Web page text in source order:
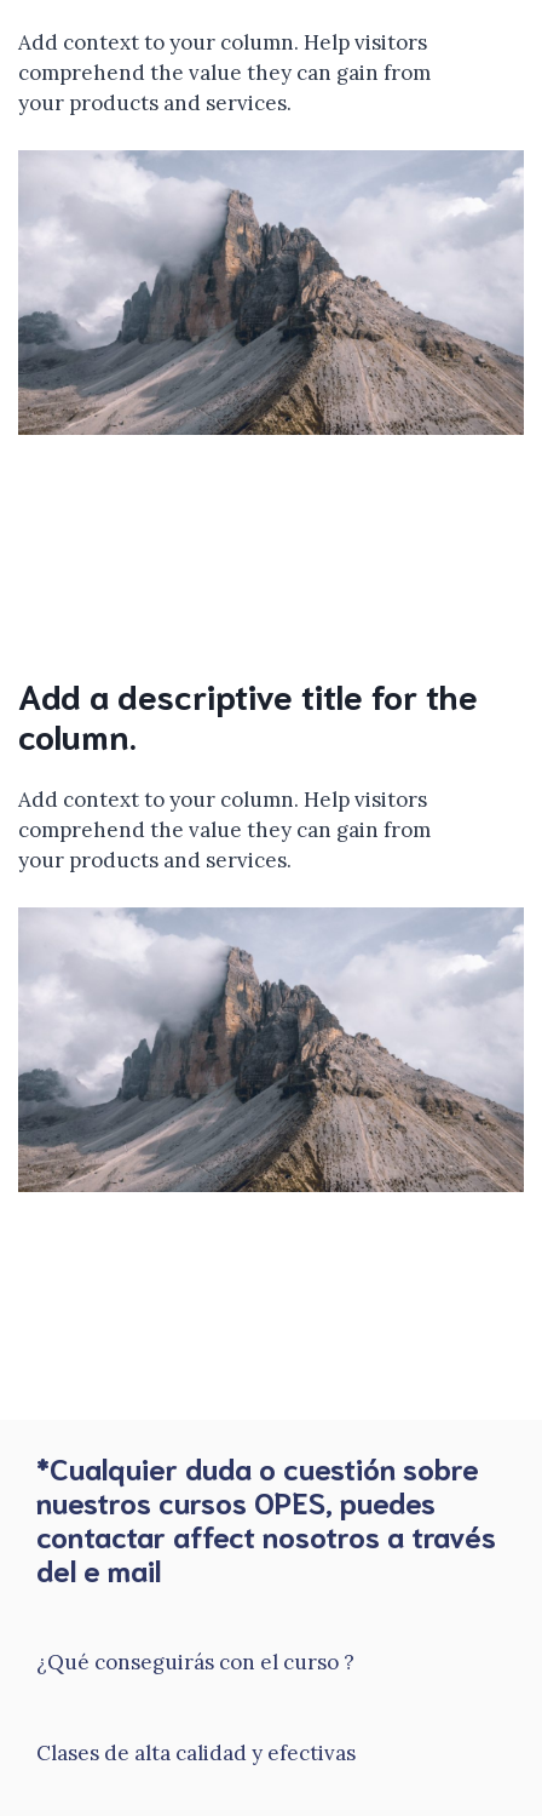
Add context to your column. Help visitors
comprehend the value they can gain from
your products and services.
Add a descriptive title for the
column.
Add context to your column. Help visitors
comprehend the value they can gain from
your products and services.
*Cualquier duda o cuestión sobre
nuestros cursos OPES, puedes
contactar affect nosotros a través
del e mail
¿Qué conseguirás con el curso ?
Clases de alta calidad y efectivas